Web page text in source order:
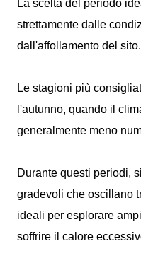
La scelta del periodo
strettamente dalle
dall'affollamento del sito.
Le stagioni più
l'autunno, quando il
generalmente meno
Durante questi periodi,
gradevoli che oscillano
ideali per esplorare
soffrire il calore